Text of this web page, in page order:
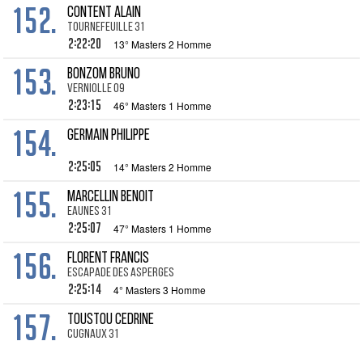
152. CONTENT Alain
Tournefeuille 31
2:22:20 13° Masters 2 Homme
153. BONZOM Bruno
Verniolle 09
2:23:15 46° Masters 1 Homme
154. GERMAIN Philippe
2:25:05 14° Masters 2 Homme
155. MARCELLIN Benoit
Eaunes 31
2:25:07 47° Masters 1 Homme
156. FLORENT Francis
escapade des asperges
2:25:14 4° Masters 3 Homme
157. TOUSTOU Cedrine
Cugnaux 31